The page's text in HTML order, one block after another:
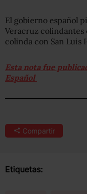
El gobierno español
Veracruz colindantes
colinda con San Luis
Esta nota fue
Español
Compartir
Etiquetas: